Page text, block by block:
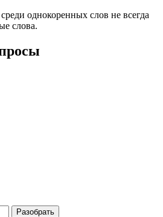
однокоренных слов не всегда
слова.
Разобрать